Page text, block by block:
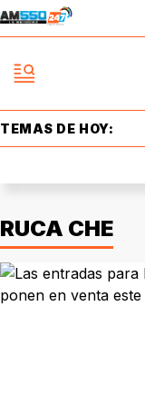
TEMAS DE HOY:
RUCA CHE